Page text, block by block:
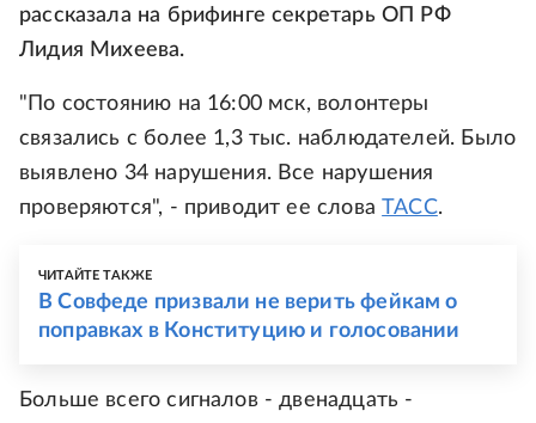
рассказала на брифинге секретарь ОП РФ
Лидия Михеева.
"По состоянию на 16:00 мск, волонтеры
связались с более 1,3 тыс. наблюдателей. Было
выявлено 34 нарушения. Все нарушения
проверяются", - приводит ее словаТАСС.
ЧИТАЙТЕ ТАКЖЕ
В Совфеде призвали не верить фейкам о
поправках в Конституцию и голосовании
Больше всего сигналов - двенадцать -